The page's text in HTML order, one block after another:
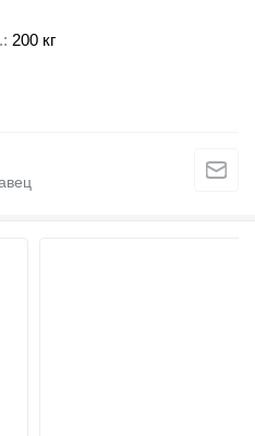
200 кг